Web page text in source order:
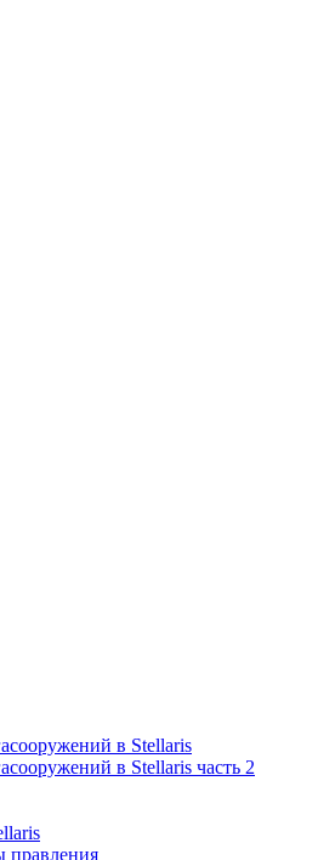
в Stellaris
в Stellaris часть 2
правления